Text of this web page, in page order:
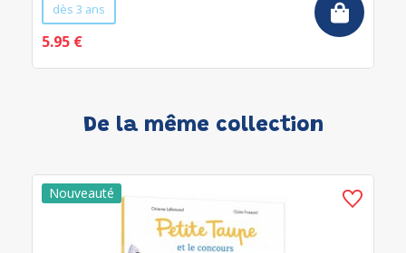
dès 3 ans
5.95 €
De la même collection